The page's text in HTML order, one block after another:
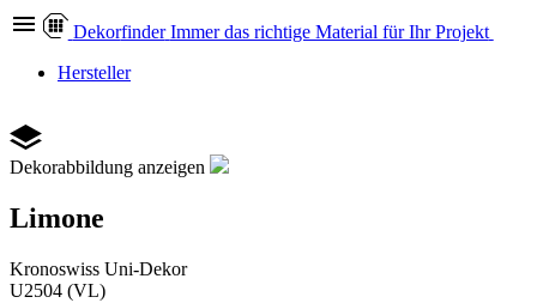
Dekorfinder Immer das richtige Material für Ihr Projekt
Hersteller
Dekorabbildung anzeigen
Limone
Kronoswiss Uni-Dekor
U2504 (VL)